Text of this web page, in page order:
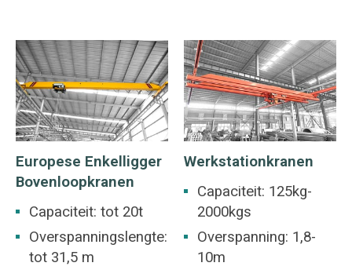
magazijn,
opslagplaats,
krachtcentrale,
werkplaats voor
lichte en
textielindustrie,
werkplaats voor de
voedingsindustrie.
magazijnen,
fabrieken, haven- en
scheepsbouw, enz.
Bovenloopkranen
een
gemeenschappelijk
kenmerk van veel
industriële
werkplaatsen voor
verschillende
hijstoepassingen.
Europese Enkelligger
Bovenloopkranen
Capaciteit: tot 20t
Overspanningslengte:
tot 31,5 m
Werkstationkranen
Capaciteit: 125kg-
2000kgs
Overspanning: 1,8-
10m